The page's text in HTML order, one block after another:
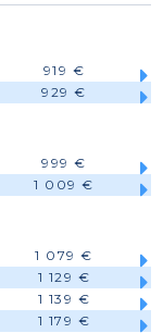
919 €
929 €
999 €
1 009 €
1 079 €
1 129 €
1 139 €
1 179 €